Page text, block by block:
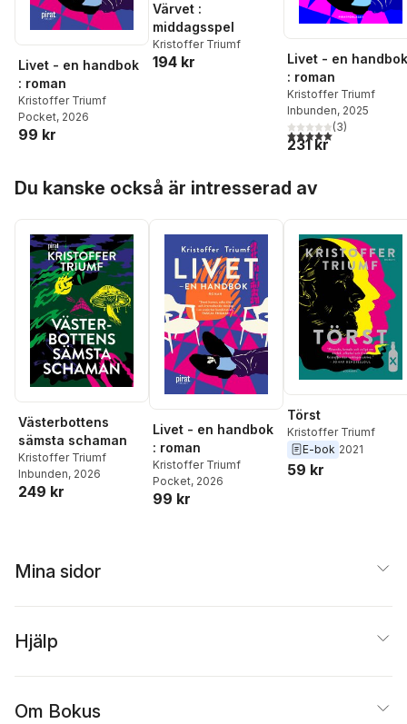
Livet - en handbok
: roman
Kristoffer Triumf
Pocket, 2026
99 kr
Värvet :
middagsspel
Kristoffer Triumf
194 kr
Livet - en handbok
: roman
Kristoffer Triumf
Inbunden, 2025
5,0utav 5 stjärnor.
(3)
231 kr
Du kanske också är intresserad av
Västerbottens
sämsta schaman
Kristoffer Triumf
Inbunden, 2026
249 kr
Livet - en handbok
: roman
Kristoffer Triumf
Pocket, 2026
99 kr
Törst
Kristoffer Triumf
E-bok 2021
59 kr
Mina sidor
Hjälp
Om Bokus